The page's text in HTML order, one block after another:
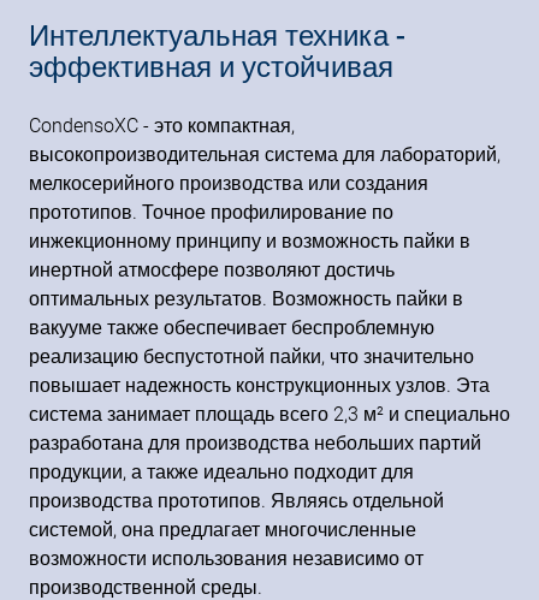
Интеллектуальная техника -
эффективная и устойчивая
CondensoXC - это компактная,
высокопроизводительная система для лабораторий,
мелкосерийного производства или создания
прототипов. Точное профилирование по
инжекционному принципу и возможность пайки в
инертной атмосфере позволяют достичь
оптимальных результатов. Возможность пайки в
вакууме также обеспечивает беспроблемную
реализацию беспустотной пайки, что значительно
повышает надежность конструкционных узлов. Эта
система занимает площадь всего 2,3 м² и специально
разработана для производства небольших партий
продукции, а также идеально подходит для
производства прототипов. Являясь отдельной
системой, она предлагает многочисленные
возможности использования независимо от
производственной среды.